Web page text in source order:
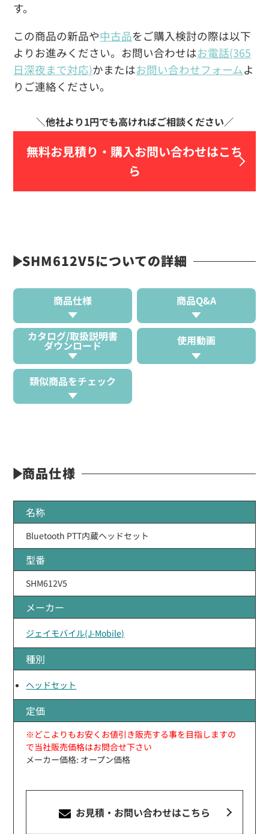
す。
この商品の新品や中古品をご購入検討の際は以下
よりお進みください。お問い合わせはお電話(365
日深夜まで対応)かまたはお問い合わせフォームよ
りご連絡ください。
無料お見積り・ 購入お問い合わせはこち
ら
SHM612V5についての詳細
商品仕様 商品Q&A
カタログ/取扱説明書
ダウンロード 使用動画
類似商品をチェック
商品仕様
名称
Bluetooth PTT内蔵ヘッドセット
型番
SHM612V5
メーカー
ジェイモバイル(J-Mobile)
種別
ヘッドセット
定価
※どこよりもお安くお値引き販売する事を目指しますの
で当社販売価格はお問合せ下さい
メーカー価格: オープン価格
お見積・お問い合わせはこちら